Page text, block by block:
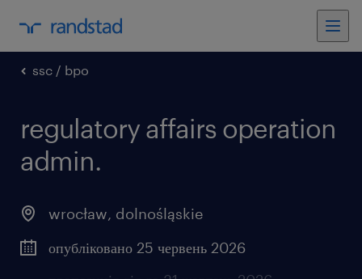
ssc / bpo
regulatory affairs operation
admin.
wrocław, dolnośląskie
опубліковано 25 червень 2026